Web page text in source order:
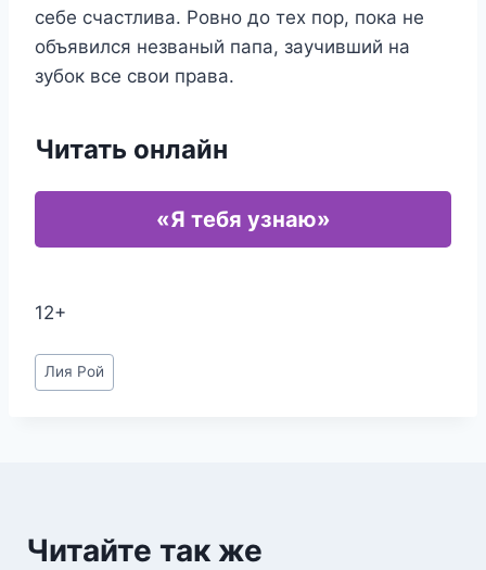
себе счастлива. Ровно до тех пор, пока не
объявился незваный папа, заучивший на
зубок все свои права.
Читать онлайн
«Я тебя узнаю»
12+
Метки
записи:
Лия Рой
Читайте так же